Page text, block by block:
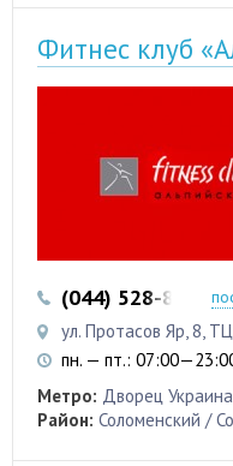
Фитнес клуб
(044) 528-80-02
ул. Протасов Яр, 8,
пн. — пт.:
Метро: Дворец Украина
Район: Соломенский /